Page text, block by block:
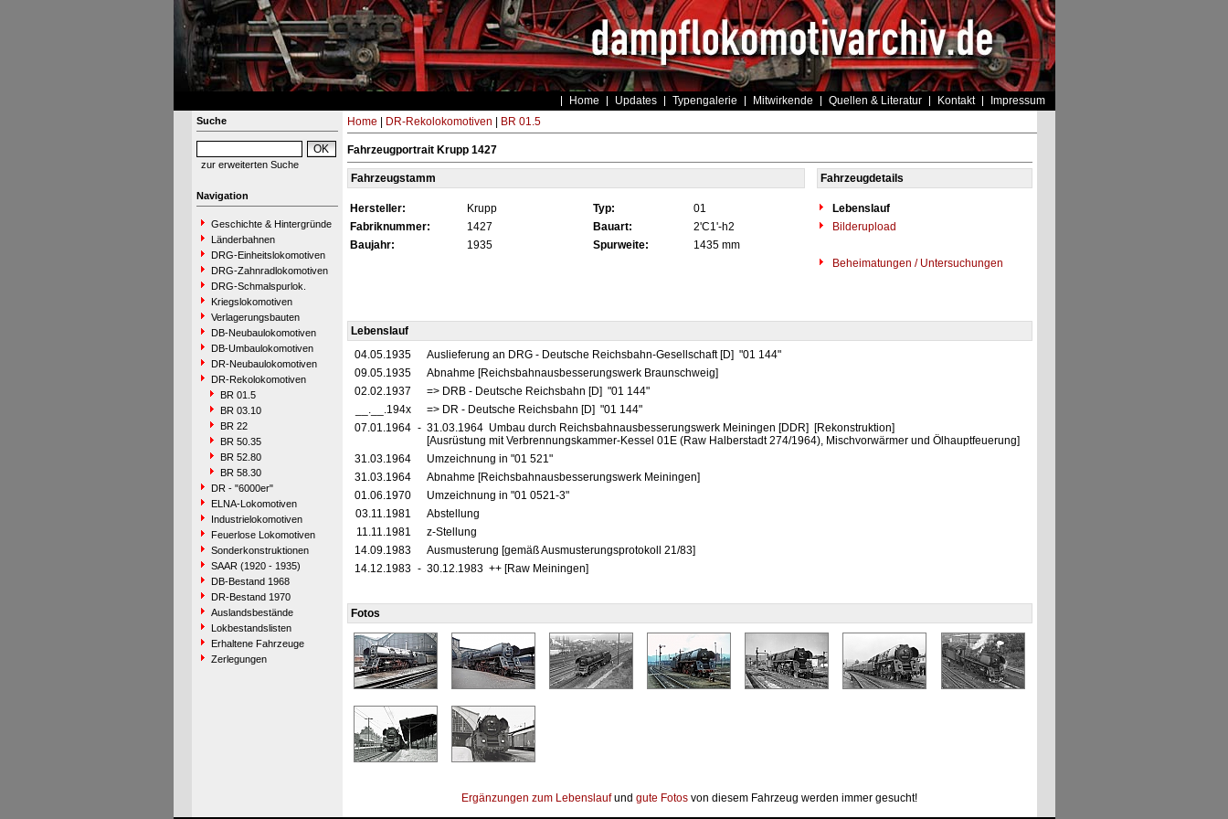
Home Updates Typengalerie Mitwirkende Quellen & Literatur Kontakt Impressum
Suche
zur erweiterten Suche
Navigation
Geschichte & Hintergründe
Länderbahnen
DRG-Einheitslokomotiven
DRG-Zahnradlokomotiven
DRG-Schmalspurlok.
Kriegslokomotiven
Verlagerungsbauten
DB-Neubaulokomotiven
DB-Umbaulokomotiven
DR-Neubaulokomotiven
DR-Rekolokomotiven
BR 01.5
BR 03.10
BR 22
BR 50.35
BR 52.80
BR 58.30
DR - "6000er"
ELNA-Lokomotiven
Industrielokomotiven
Feuerlose Lokomotiven
Sonderkonstruktionen
SAAR (1920 - 1935)
DB-Bestand 1968
DR-Bestand 1970
Auslandsbestände
Lokbestandslisten
Erhaltene Fahrzeuge
Zerlegungen
Home DR-Rekolokomotiven BR 01.5
Fahrzeugportrait Krupp 1427
Fahrzeugstamm Fahrzeugdetails
Hersteller: Krupp Typ: 01
Lebenslauf
Fabriknummer:
1427 Bauart: 2'C1'-h2
Bilderupload
Baujahr:
1935 Spurweite:
1435 mm
Beheimatungen / Untersuchungen
Lebenslauf
04.05.1935
Auslieferung an DRG - Deutsche Reichsbahn-Gesellschaft [D] "01 144"
09.05.1935
Abnahme [Reichsbahnausbesserungswerk Braunschweig]
02.02.1937
=> DRB - Deutsche Reichsbahn [D] "01 144"
__.__.194x
=> DR - Deutsche Reichsbahn [D] "01 144"
07.01.1964 - 31.03.1964 Umbau durch Reichsbahnausbesserungswerk Meiningen [DDR] [Rekonstruktion]
[Ausrüstung mit Verbrennungskammer-Kessel 01E (Raw Halberstadt 274/1964), Mischvorwärmer und Ölhauptfeuerung]
31.03.1964
Umzeichnung in "01 521"
31.03.1964
Abnahme [Reichsbahnausbesserungswerk Meiningen]
01.06.1970
Umzeichnung in "01 0521-3"
03.11.1981
Abstellung
11.11.1981
z-Stellung
14.09.1983
Ausmusterung [gemäß Ausmusterungsprotokoll 21/83]
14.12.1983 - 30.12.1983 ++ [Raw Meiningen]
Fotos
Ergänzungen zum Lebenslaufund gute Fotos von diesem Fahrzeug werden immer gesucht!